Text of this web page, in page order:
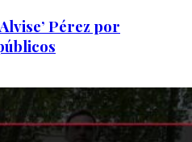
Pérez por